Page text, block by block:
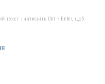
текст і натисніть Ctrl + Enter, щоб